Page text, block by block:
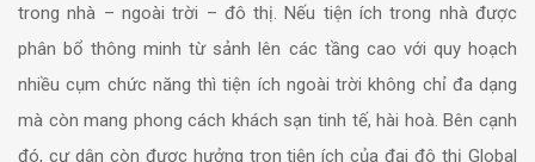
trong nhà – ngoài trời – đô thị. Nếu tiện ích trong nhà được
phân bổ thông minh từ sảnh lên các tầng cao với quy hoạch
nhiều cụm chức năng thì tiện ích ngoài trời không chỉ đa dạng
mà còn mang phong cách khách sạn tinh tế, hài hoà. Bên cạnh
đó, cư dân còn được hưởng trọn tiện ích của đại đô thị Global